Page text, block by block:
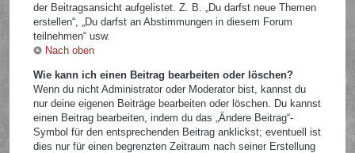
der Beitragsansicht aufgelistet. Z. B. „Du darfst neue Themen
erstellen“, „Du darfst an Abstimmungen in diesem Forum
teilnehmen“ usw.
Nach oben
Wie kann ich einen Beitrag bearbeiten oder löschen?
Wenn du nicht Administrator oder Moderator bist, kannst du
nur deine eigenen Beiträge bearbeiten oder löschen. Du kannst
einen Beitrag bearbeiten, indem du das „Ändere Beitrag“-
Symbol für den entsprechenden Beitrag anklickst; eventuell ist
dies nur für einen begrenzten Zeitraum nach seiner Erstellung